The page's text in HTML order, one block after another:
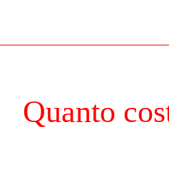
Quanto